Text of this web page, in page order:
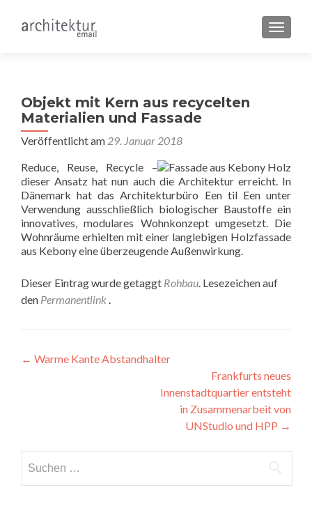
Objekt mit Kern aus recycelten
Materialien und Fassade
Veröffentlicht am 29. Januar 2018
Reduce, Reuse, Recycle –
dieser Ansatz hat nun auch die Architektur erreicht. In
Dänemark hat das Architekturbüro Een til Een unter
Verwendung ausschließlich biologischer Baustoffe ein
innovatives, modulares Wohnkonzept umgesetzt. Die
Wohnräume erhielten mit einer langlebigen Holzfassade
aus Kebony eine überzeugende Außenwirkung.
Dieser Eintrag wurde getaggt Rohbau. Lesezeichen auf
den Permanentlink .
Beitragsnavigation
← Warme Kante Abstandhalter
Frankfurts neues
Innenstadtquartier entsteht
in Zusammenarbeit von
UNStudio und HPP →
nach: